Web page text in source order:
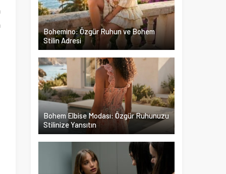
Bohemino: Özgür Ruhun ve Bohem
Stilin Adresi
Bohem Elbise Modası: Özgür Ruhunuzu
Stilinize Yansıtın